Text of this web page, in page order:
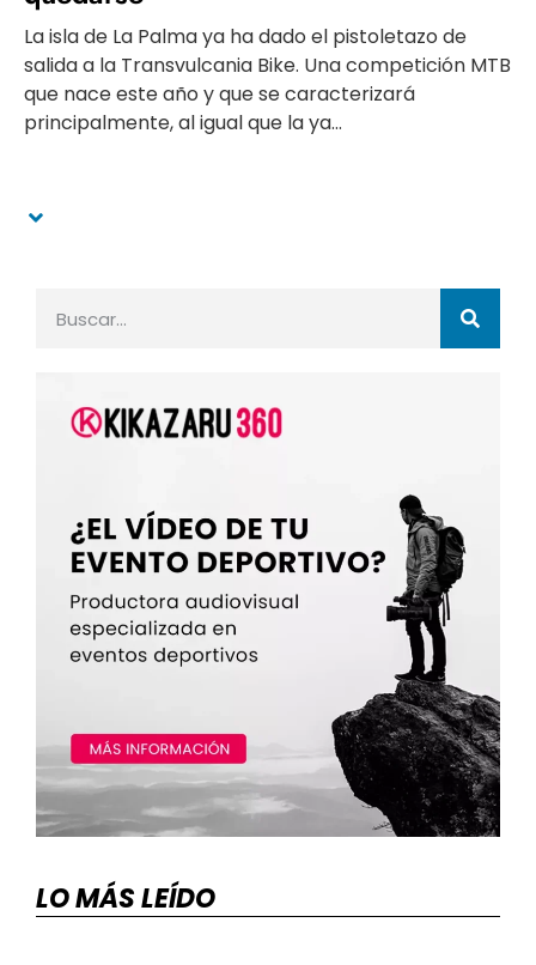
La isla de La Palma ya ha dado el pistoletazo de
salida a la Transvulcania Bike. Una competición MTB
que nace este año y que se caracterizará
principalmente, al igual que la ya...
LO MÁS LEÍDO